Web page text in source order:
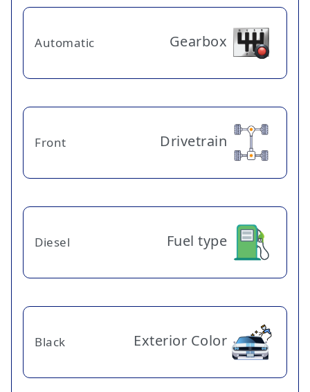
Gearbox
Automatic
Drivetrain
Front
Fuel type
Diesel
Exterior Color
Black